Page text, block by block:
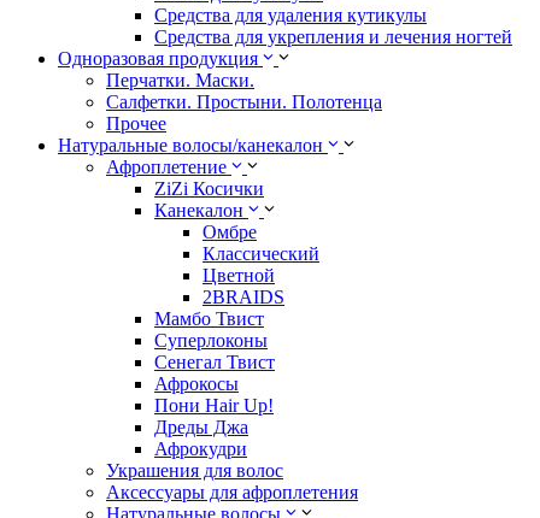
Средства для удаления кутикулы
Средства для укрепления и лечения ногтей
Одноразовая продукция
Перчатки. Маски.
Салфетки. Простыни. Полотенца
Прочее
Натуральные волосы/канекалон
Афроплетение
ZiZi Косички
Канекалон
Омбре
Классический
Цветной
2BRAIDS
Мамбо Твист
Суперлоконы
Сенегал Твист
Афрокосы
Пони Hair Up!
Дреды Джа
Афрокудри
Украшения для волос
Аксессуары для афроплетения
Натуральные волосы